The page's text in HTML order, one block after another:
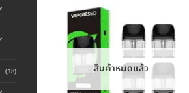
(18) สินค้าหมดแล้ว